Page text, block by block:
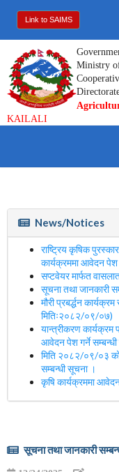
Link to SAIMS
Ministry
KAILALI
News/Notices
राष्ट्रिय कृषिक
कार्यक्रममा आवेदन पेश
सप्टवेयर मार्फत
सूचना तथा जानकारी
मौरी प्रबर्द्धन
मितिः२०८२/०९/०७)
यान्त्रीकरण कार्यक्रम
आवेदन पेश गर्ने
मिति २०८२/०९/०३
सम्बन्धी सूचना ।
कृषि कार्यक्रममा
सूचना तथा जानकारी